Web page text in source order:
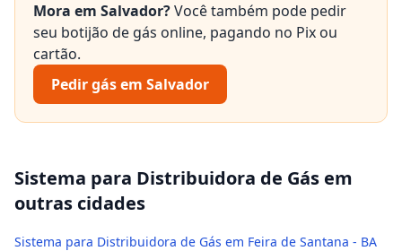
Mora em Salvador?Você também pode pedir
seu botijão de gás online, pagando no Pix ou
cartão.
Pedir gás em Salvador
Sistema para Distribuidora de Gás em
outras cidades
Sistema para Distribuidora de Gás em Feira de Santana - BA